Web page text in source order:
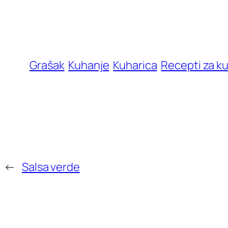
Grašak Kuhanje Kuharica Recepti za
← Salsa verde